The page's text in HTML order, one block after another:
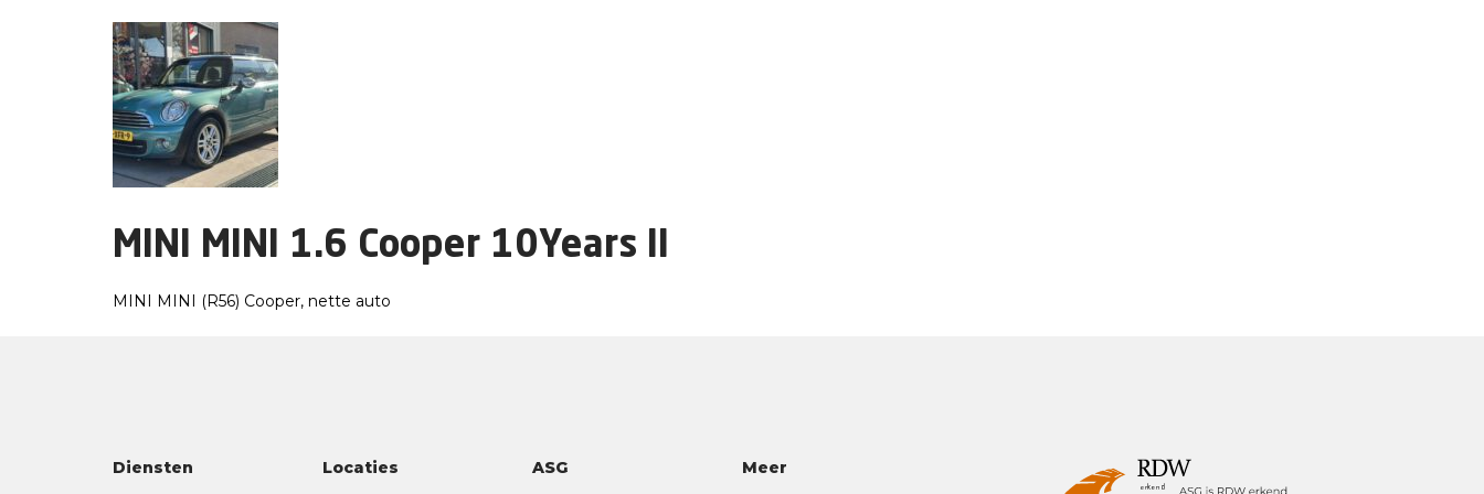
MINI MINI 1.6 Cooper 10Years II
MINI MINI (R56) Cooper, nette auto
Diensten Locaties ASG Meer